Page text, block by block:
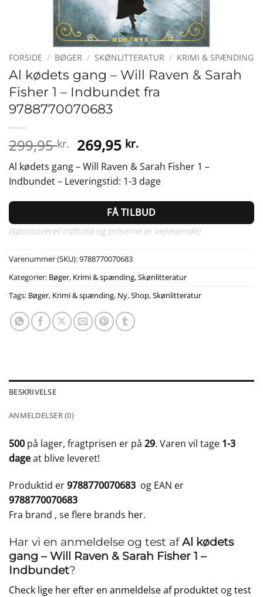
FORSIDE / BØGER / SKØNLITTERATUR / KRIMI & SPÆNDING
Al kødets gang – Will Raven & Sarah
Fisher 1 – Indbundet fra
9788770070683
299,95kr. Den
oprindelige
pris
var:
299,95 kr..
269,95 kr.Den
aktuelle
pris
er:
269,95 kr..
Al kødets gang – Will Raven & Sarah Fisher 1 –
Indbundet – Leveringstid: 1-3 dage
FÅ TILBUD
(sponsoreret indhold og priserne er vejledende)
Varenummer (SKU):9788770070683
Kategorier: Bøger, Krimi & spænding,Skønlitteratur
Tags: Bøger, Krimi & spænding, Ny,Shop,Skønlitteratur
BESKRIVELSE
ANMELDELSER (0)
500 på lager, fragtprisen er på 29. Varen vil tage 1-3
dageat blive leveret!
Produktid er9788770070683 og EAN er
9788770070683
Fra brand , se flere brands her.
Har vi en anmeldelse og test afAl kødets
gang – Will Raven & Sarah Fisher 1 –
Indbundet?
Check lige her efter en anmeldelse af produktet ogtest